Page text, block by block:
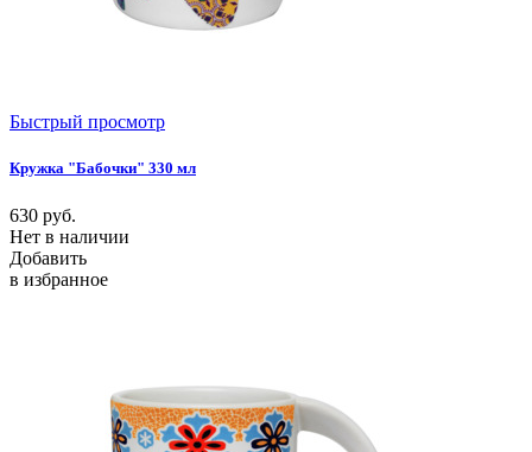
Быстрый просмотр
Кружка "Бабочки" 330 мл
630 руб.
Нет в наличии
Добавить
в избранное